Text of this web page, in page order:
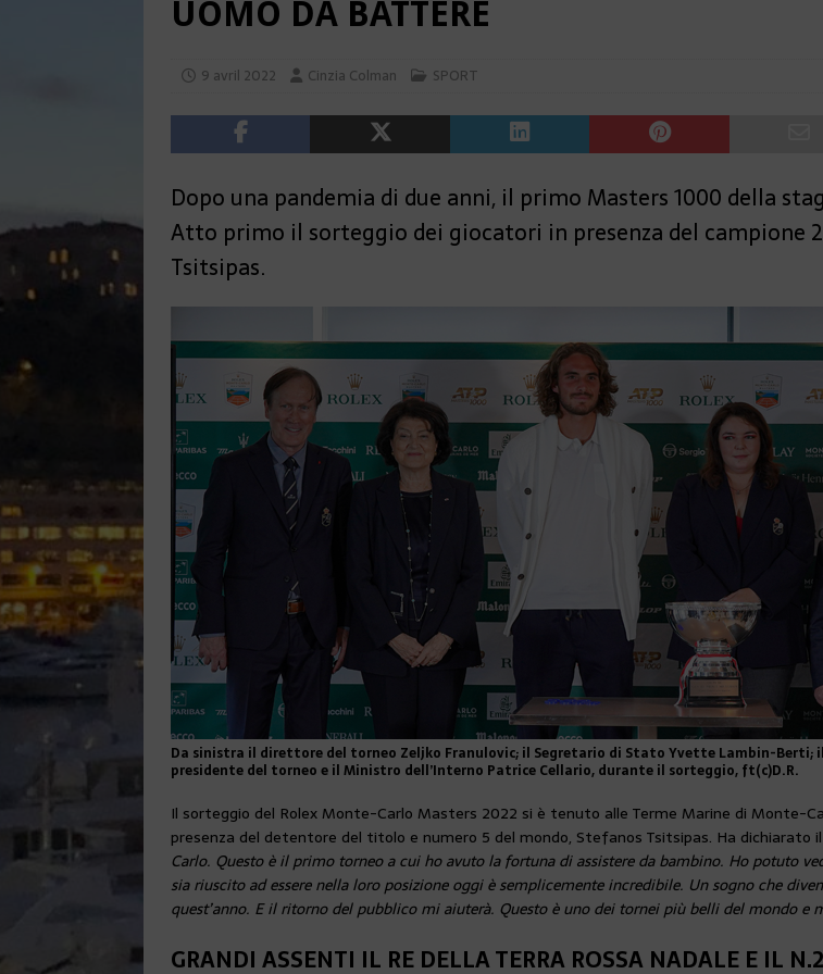
UOMO DA BATTERE
9 avril 2022 Cinzia Colman SPORT
Dopo una pandemia di due anni, il primo Masters 1000 della
Atto primo il sorteggio dei giocatori in presenza del campione
Tsitsipas.
Da sinistra il direttore del torneo Zeljko Franulovic; il Segretario di Stato Yvette Lambin-Berti;
presidente del torneo e il Ministro dell’Interno Patrice Cellario, durante il sorteggio, ft(c)D.R.
Il sorteggio del Rolex Monte-Carlo Masters 2022 si è tenuto alle Terme Marine di Monte-
presenza del detentore del titolo e numero 5 del mondo, Stefanos Tsitsipas. Ha dichiarato
Carlo. Questo è il primo torneo a cui ho avuto la fortuna di assistere da bambino. Ho potuto
sia riuscito ad essere nella loro posizione oggi è semplicemente incredibile. Un sogno che
quest’anno. E il ritorno del pubblico mi aiuterà. Questo è uno dei tornei più belli del mondo e
GRANDI ASSENTI IL RE DELLA TERRA ROSSA NADALE E IL